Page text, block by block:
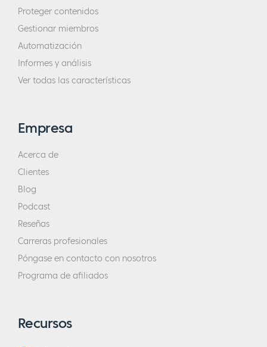
Proteger contenidos
Gestionar miembros
Automatización
Informes y análisis
Ver todas las características
Empresa
Acerca de
Clientes
Blog
Podcast
Reseñas
Carreras profesionales
Póngase en contacto con nosotros
Programa de afiliados
Recursos